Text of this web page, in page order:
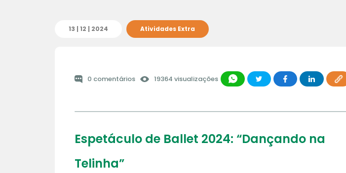
13 | 12 | 2024 Atividades Extra
0 comentários 19364 visualizações
Espetáculo de Ballet 2024: “Dançando na
Telinha”